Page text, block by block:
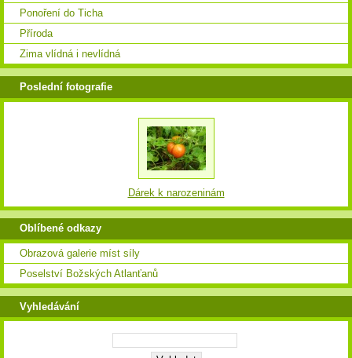
Ponoření do Ticha
Příroda
Zima vlídná i nevlídná
Poslední fotografie
Dárek k narozeninám
Oblíbené odkazy
Obrazová galerie míst síly
Poselství Božských Atlanťanů
Vyhledávání